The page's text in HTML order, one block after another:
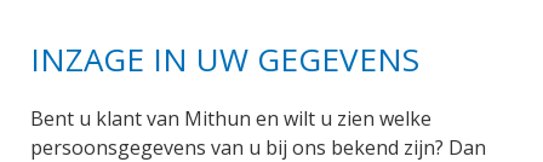
INZAGE IN UW GEGEVENS
Bent u klant van Mithun en wilt u zien welke
persoonsgegevens van u bij ons bekend zijn? Dan